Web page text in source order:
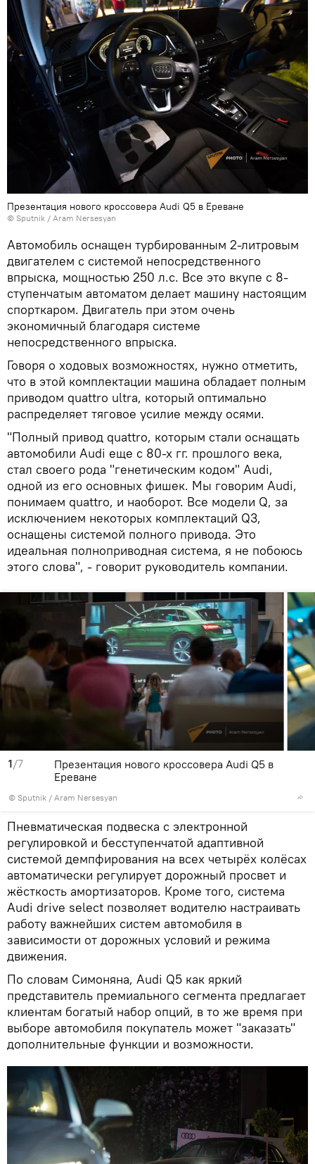
Презентация нового кроссовера Audi Q5 в Ереване
© Sputnik / Aram Nersesyan
Автомобиль оснащен турбированным 2-литровым
двигателем с системой непосредственного
впрыска, мощностью 250 л.с. Все это вкупе с 8-
ступенчатым автоматом делает машину настоящим
спорткаром. Двигатель при этом очень
экономичный благодаря системе
непосредственного впрыска.
Говоря о ходовых возможностях, нужно отметить,
что в этой комплектации машина обладает полным
приводом quattro ultra, который оптимально
распределяет тяговое усилие между осями.
"Полный привод quattro, которым стали оснащать
автомобили Audi еще с 80-х гг. прошлого века,
стал своего рода "генетическим кодом" Audi,
одной из его основных фишек. Мы говорим Audi,
понимаем quattro, и наоборот. Все модели Q, за
исключением некоторых комплектаций Q3,
оснащены системой полного привода. Это
идеальная полноприводная система, я не побоюсь
этого слова", - говорит руководитель компании.
1/7
© Sputnik / Aram Nersesyan
Презентация нового кроссовера Audi Q5 в
Ереване
Пневматическая подвеска с электронной
регулировкой и бесступенчатой адаптивной
системой демпфирования на всех четырёх колёсах
автоматически регулирует дорожный просвет и
жёсткость амортизаторов. Кроме того, система
Audi drive select позволяет водителю настраивать
работу важнейших систем автомобиля в
зависимости от дорожных условий и режима
движения.
По словам Симоняна, Audi Q5 как яркий
представитель премиального сегмента предлагает
клиентам богатый набор опций, в то же время при
выборе автомобиля покупатель может "заказать"
дополнительные функции и возможности.